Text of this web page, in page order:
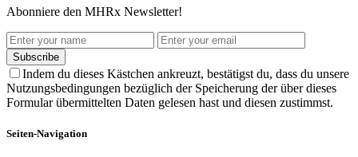
Abonniere den MHRx Newsletter!
Subscribe
Indem du dieses Kästchen ankreuzt, bestätigst du, dass du unsere
Nutzungsbedingungen bezüglich der Speicherung der über dieses
Formular übermittelten Daten gelesen hast und diesen zustimmst.
Seiten-Navigation